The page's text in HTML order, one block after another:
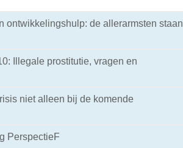
ontwikkelingshulp: de allerarmsten staan
Illegale prostitutie, vragen en
niet alleen bij de komende
PerspectieF